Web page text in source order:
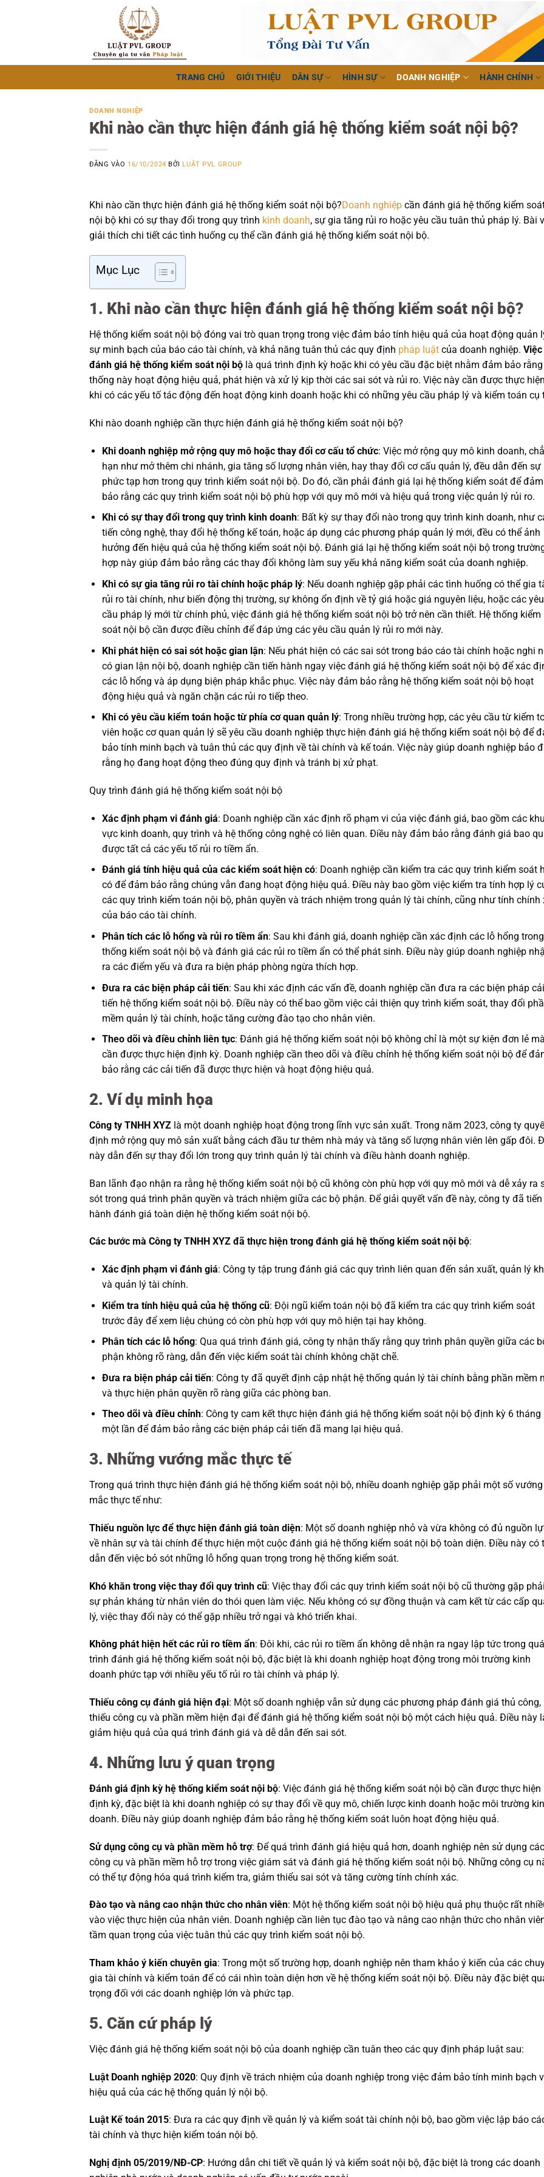
TRANG CHỦ GIỚI THIỆU DÂN SỰ HÌNH SỰ DOANH NGHIỆP HÀNH CHÍNH
DOANH NGHIỆP
Khi nào cần thực hiện đánh giá hệ thống kiểm soát nội bộ?
ĐĂNG VÀO 16/10/2024 BỞI LUẬT PVL GROUP
Khi nào cần thực hiện đánh giá hệ thống kiểm soát nội bộ?Doanh nghiệp cần đánh giá hệ thống kiểm
nội bộ khi có sự thay đổi trong quy trình kinh doanh, sự gia tăng rủi ro hoặc yêu cầu tuân thủ pháp lý. Bài
giải thích chi tiết các tình huống cụ thể cần đánh giá hệ thống kiểm soát nội bộ.
Mục Lục
1. Khi nào cần thực hiện đánh giá hệ thống kiểm soát nội bộ?
Hệ thống kiểm soát nội bộ đóng vai trò quan trọng trong việc đảm bảo tính hiệu quả của hoạt động quản
sự minh bạch của báo cáo tài chính, và khả năng tuân thủ các quy định pháp luật của doanh nghiệp. Việc
đánh giá hệ thống kiểm soát nội bộ là quá trình định kỳ hoặc khi có yêu cầu đặc biệt nhằm đảm bảo
thống này hoạt động hiệu quả, phát hiện và xử lý kịp thời các sai sót và rủi ro. Việc này cần được thực hiện
khi có các yếu tố tác động đến hoạt động kinh doanh hoặc khi có những yêu cầu pháp lý và kiểm toán cụ
Khi nào doanh nghiệp cần thực hiện đánh giá hệ thống kiểm soát nội bộ?
Khi doanh nghiệp mở rộng quy mô hoặc thay đổi cơ cấu tổ chức: Việc mở rộng quy mô kinh doanh,
hạn như mở thêm chi nhánh, gia tăng số lượng nhân viên, hay thay đổi cơ cấu quản lý, đều dẫn đến sự
phức tạp hơn trong quy trình kiểm soát nội bộ. Do đó, cần phải đánh giá lại hệ thống kiểm soát để đảm
bảo rằng các quy trình kiểm soát nội bộ phù hợp với quy mô mới và hiệu quả trong việc quản lý rủi ro.
Khi có sự thay đổi trong quy trình kinh doanh: Bất kỳ sự thay đổi nào trong quy trình kinh doanh, như
tiến công nghệ, thay đổi hệ thống kế toán, hoặc áp dụng các phương pháp quản lý mới, đều có thể ảnh
hưởng đến hiệu quả của hệ thống kiểm soát nội bộ. Đánh giá lại hệ thống kiểm soát nội bộ trong
hợp này giúp đảm bảo rằng các thay đổi không làm suy yếu khả năng kiểm soát của doanh nghiệp.
Khi có sự gia tăng rủi ro tài chính hoặc pháp lý: Nếu doanh nghiệp gặp phải các tình huống có thể gia
rủi ro tài chính, như biến động thị trường, sự không ổn định về tỷ giá hoặc giá nguyên liệu, hoặc các yêu
cầu pháp lý mới từ chính phủ, việc đánh giá hệ thống kiểm soát nội bộ trở nên cần thiết. Hệ thống kiểm
soát nội bộ cần được điều chỉnh để đáp ứng các yêu cầu quản lý rủi ro mới này.
Khi phát hiện có sai sót hoặc gian lận: Nếu phát hiện có các sai sót trong báo cáo tài chính hoặc nghi
có gian lận nội bộ, doanh nghiệp cần tiến hành ngay việc đánh giá hệ thống kiểm soát nội bộ để xác
các lỗ hổng và áp dụng biện pháp khắc phục. Việc này đảm bảo rằng hệ thống kiểm soát nội bộ hoạt
động hiệu quả và ngăn chặn các rủi ro tiếp theo.
Khi có yêu cầu kiểm toán hoặc từ phía cơ quan quản lý: Trong nhiều trường hợp, các yêu cầu từ kiểm
viên hoặc cơ quan quản lý sẽ yêu cầu doanh nghiệp thực hiện đánh giá hệ thống kiểm soát nội bộ để
bảo tính minh bạch và tuân thủ các quy định về tài chính và kế toán. Việc này giúp doanh nghiệp bảo
rằng họ đang hoạt động theo đúng quy định và tránh bị xử phạt.
Quy trình đánh giá hệ thống kiểm soát nội bộ
Xác định phạm vi đánh giá: Doanh nghiệp cần xác định rõ phạm vi của việc đánh giá, bao gồm các khu
vực kinh doanh, quy trình và hệ thống công nghệ có liên quan. Điều này đảm bảo rằng đánh giá bao
được tất cả các yếu tố rủi ro tiềm ẩn.
Đánh giá tính hiệu quả của các kiểm soát hiện có: Doanh nghiệp cần kiểm tra các quy trình kiểm soát
có để đảm bảo rằng chúng vẫn đang hoạt động hiệu quả. Điều này bao gồm việc kiểm tra tính hợp lý
các quy trình kiểm toán nội bộ, phân quyền và trách nhiệm trong quản lý tài chính, cũng như tính chính
của báo cáo tài chính.
Phân tích các lỗ hổng và rủi ro tiềm ẩn: Sau khi đánh giá, doanh nghiệp cần xác định các lỗ hổng
thống kiểm soát nội bộ và đánh giá các rủi ro tiềm ẩn có thể phát sinh. Điều này giúp doanh nghiệp
ra các điểm yếu và đưa ra biện pháp phòng ngừa thích hợp.
Đưa ra các biện pháp cải tiến: Sau khi xác định các vấn đề, doanh nghiệp cần đưa ra các biện pháp cải
tiến hệ thống kiểm soát nội bộ. Điều này có thể bao gồm việc cải thiện quy trình kiểm soát, thay đổi
mềm quản lý tài chính, hoặc tăng cường đào tạo cho nhân viên.
Theo dõi và điều chỉnh liên tục: Đánh giá hệ thống kiểm soát nội bộ không chỉ là một sự kiện đơn lẻ mà
cần được thực hiện định kỳ. Doanh nghiệp cần theo dõi và điều chỉnh hệ thống kiểm soát nội bộ để
bảo rằng các cải tiến đã được thực hiện và hoạt động hiệu quả.
2. Ví dụ minh họa
Công ty TNHH XYZ là một doanh nghiệp hoạt động trong lĩnh vực sản xuất. Trong năm 2023, công ty
định mở rộng quy mô sản xuất bằng cách đầu tư thêm nhà máy và tăng số lượng nhân viên lên gấp đôi.
này dẫn đến sự thay đổi lớn trong quy trình quản lý tài chính và điều hành doanh nghiệp.
Ban lãnh đạo nhận ra rằng hệ thống kiểm soát nội bộ cũ không còn phù hợp với quy mô mới và dễ xảy ra
sót trong quá trình phân quyền và trách nhiệm giữa các bộ phận. Để giải quyết vấn đề này, công ty đã tiến
hành đánh giá toàn diện hệ thống kiểm soát nội bộ.
Các bước mà Công ty TNHH XYZ đã thực hiện trong đánh giá hệ thống kiểm soát nội bộ:
Xác định phạm vi đánh giá: Công ty tập trung đánh giá các quy trình liên quan đến sản xuất, quản lý
và quản lý tài chính.
Kiểm tra tính hiệu quả của hệ thống cũ: Đội ngũ kiểm toán nội bộ đã kiểm tra các quy trình kiểm soát
trước đây để xem liệu chúng có còn phù hợp với quy mô hiện tại hay không.
Phân tích các lỗ hổng: Qua quá trình đánh giá, công ty nhận thấy rằng quy trình phân quyền giữa các
phận không rõ ràng, dẫn đến việc kiểm soát tài chính không chặt chẽ.
Đưa ra biện pháp cải tiến: Công ty đã quyết định cập nhật hệ thống quản lý tài chính bằng phần mềm
và thực hiện phân quyền rõ ràng giữa các phòng ban.
Theo dõi và điều chỉnh: Công ty cam kết thực hiện đánh giá hệ thống kiểm soát nội bộ định kỳ 6 tháng
một lần để đảm bảo rằng các biện pháp cải tiến đã mang lại hiệu quả.
3. Những vướng mắc thực tế
Trong quá trình thực hiện đánh giá hệ thống kiểm soát nội bộ, nhiều doanh nghiệp gặp phải một số vướng
mắc thực tế như:
Thiếu nguồn lực để thực hiện đánh giá toàn diện: Một số doanh nghiệp nhỏ và vừa không có đủ nguồn
về nhân sự và tài chính để thực hiện một cuộc đánh giá hệ thống kiểm soát nội bộ toàn diện. Điều này có
dẫn đến việc bỏ sót những lỗ hổng quan trọng trong hệ thống kiểm soát.
Khó khăn trong việc thay đổi quy trình cũ: Việc thay đổi các quy trình kiểm soát nội bộ cũ thường gặp phải
sự phản kháng từ nhân viên do thói quen làm việc. Nếu không có sự đồng thuận và cam kết từ các cấp
lý, việc thay đổi này có thể gặp nhiều trở ngại và khó triển khai.
Không phát hiện hết các rủi ro tiềm ẩn: Đôi khi, các rủi ro tiềm ẩn không dễ nhận ra ngay lập tức trong quá
trình đánh giá hệ thống kiểm soát nội bộ, đặc biệt là khi doanh nghiệp hoạt động trong môi trường kinh
doanh phức tạp với nhiều yếu tố rủi ro tài chính và pháp lý.
Thiếu công cụ đánh giá hiện đại: Một số doanh nghiệp vẫn sử dụng các phương pháp đánh giá thủ công,
thiếu công cụ và phần mềm hiện đại để đánh giá hệ thống kiểm soát nội bộ một cách hiệu quả. Điều này
giảm hiệu quả của quá trình đánh giá và dễ dẫn đến sai sót.
4. Những lưu ý quan trọng
Đánh giá định kỳ hệ thống kiểm soát nội bộ: Việc đánh giá hệ thống kiểm soát nội bộ cần được thực hiện
định kỳ, đặc biệt là khi doanh nghiệp có sự thay đổi về quy mô, chiến lược kinh doanh hoặc môi trường
doanh. Điều này giúp doanh nghiệp đảm bảo rằng hệ thống kiểm soát luôn hoạt động hiệu quả.
Sử dụng công cụ và phần mềm hỗ trợ: Để quá trình đánh giá hiệu quả hơn, doanh nghiệp nên sử dụng các
công cụ và phần mềm hỗ trợ trong việc giám sát và đánh giá hệ thống kiểm soát nội bộ. Những công cụ
có thể tự động hóa quá trình kiểm tra, giảm thiểu sai sót và tăng cường tính chính xác.
Đào tạo và nâng cao nhận thức cho nhân viên: Một hệ thống kiểm soát nội bộ hiệu quả phụ thuộc rất
vào việc thực hiện của nhân viên. Doanh nghiệp cần liên tục đào tạo và nâng cao nhận thức cho nhân
tầm quan trọng của việc tuân thủ các quy trình kiểm soát nội bộ.
Tham khảo ý kiến chuyên gia: Trong một số trường hợp, doanh nghiệp nên tham khảo ý kiến của các
gia tài chính và kiểm toán để có cái nhìn toàn diện hơn về hệ thống kiểm soát nội bộ. Điều này đặc biệt
trọng đối với các doanh nghiệp lớn và phức tạp.
5. Căn cứ pháp lý
Việc đánh giá hệ thống kiểm soát nội bộ của doanh nghiệp cần tuân theo các quy định pháp luật sau:
Luật Doanh nghiệp 2020: Quy định về trách nhiệm của doanh nghiệp trong việc đảm bảo tính minh bạch
hiệu quả của các hệ thống quản lý nội bộ.
Luật Kế toán 2015: Đưa ra các quy định về quản lý và kiểm soát tài chính nội bộ, bao gồm việc lập báo
tài chính và thực hiện kiểm toán nội bộ.
Nghị định 05/2019/NĐ-CP: Hướng dẫn chi tiết về quản lý và kiểm soát nội bộ, đặc biệt là trong các doanh